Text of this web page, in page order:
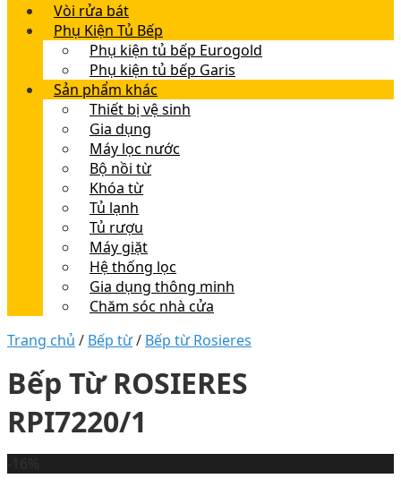
Vòi rửa bát
Phụ Kiện Tủ Bếp
Phụ kiện tủ bếp Eurogold
Phụ kiện tủ bếp Garis
Sản phẩm khác
Thiết bị vệ sinh
Gia dụng
Máy lọc nước
Bộ nồi từ
Khóa từ
Tủ lạnh
Tủ rượu
Máy giặt
Hệ thống lọc
Gia dụng thông minh
Chăm sóc nhà cửa
Trang chủ / Bếp từ/ Bếp từ Rosieres
Bếp Từ ROSIERES
RPI7220/1